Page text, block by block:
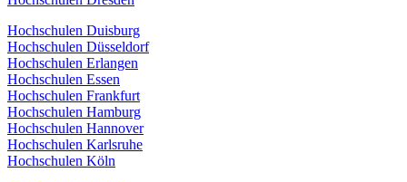
Hochschulen Duisburg
Hochschulen Düsseldorf
Hochschulen Erlangen
Hochschulen Essen
Hochschulen Frankfurt
Hochschulen Hamburg
Hochschulen Hannover
Hochschulen Karlsruhe
Hochschulen Köln